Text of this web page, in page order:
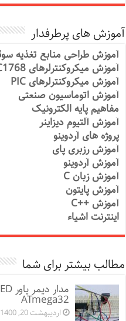
آموزش های پرطرفدار
آموزش طراحی منابع تغذیه
آموزش میکروکنترلرهای LPC1768
آموزش میکروکنترلرهای PIC
آموزش اتوماسیون صنعتی
مفاهیم پایه الکترونیک
آموزش آلتیوم دیزاینر
پروژه های آردوینو
آموزش رزبری پای
آموزش آردوینو
آموزش زبان C
آموزش پایتون
آموزش ++C
اینترنت اشیاء
مطالب بیشتر برای شما
ATmega32
اردیبهشت 20, 1400